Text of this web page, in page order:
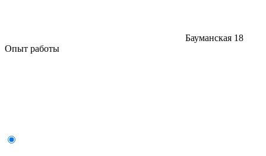
Бауманская 18
Опыт работы